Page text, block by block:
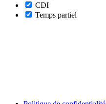
CDI
Temps partiel